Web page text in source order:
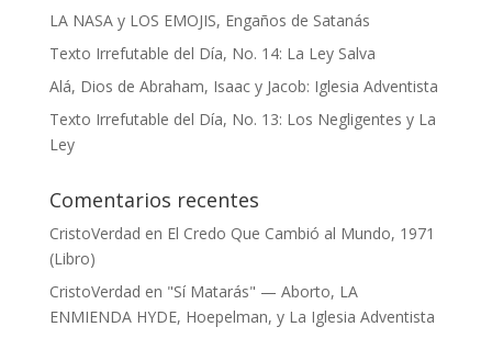
LA NASA y LOS EMOJIS, Engaños de Satanás
Texto Irrefutable del Día, No. 14: La Ley Salva
Alá, Dios de Abraham, Isaac y Jacob: Iglesia Adventista
Texto Irrefutable del Día, No. 13: Los Negligentes y La
Ley
Comentarios recentes
CristoVerdad en El Credo Que Cambió al Mundo, 1971
(Libro)
CristoVerdad en "Sí Matarás" — Aborto, LA
ENMIENDA HYDE, Hoepelman, y La Iglesia Adventista